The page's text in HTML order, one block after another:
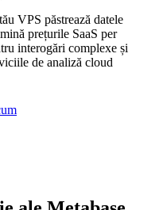
VPS păstrează datele
prețurile SaaS per
interogări complexe și
de analiză cloud